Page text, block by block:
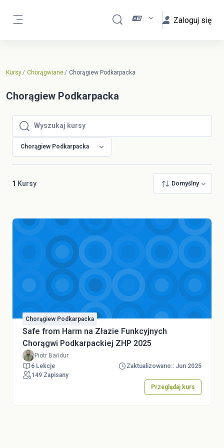
Przełącznik wyszukiwarki
Zaloguj się
Kursy Chorągwiane Chorągiew Podkarpacka
Chorągiew Podkarpacka
Wyszukaj kursy
Wyszukaj kursy
Chorągiew Podkarpacka
1 Kursy Domyślny
Chorągiew Podkarpacka
Safe from Harm na Złazie Funkcyjnych
Chorągwi Podkarpackiej ZHP 2025
Piotr Bańdur
6 Lekcje
Zaktualizowano:: Jun 2025
149 Zapisany
Przeglądaj kurs